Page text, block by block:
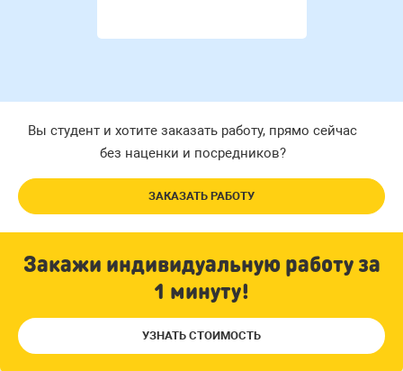
Вы студент и хотите заказать работу, прямо сейчас
без наценки и посредников?
ЗАКАЗАТЬ РАБОТУ
Закажи индивидуальную работу за
1 минуту!
УЗНАТЬ СТОИМОСТЬ